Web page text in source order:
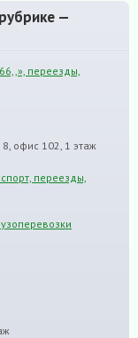
—
переезды,
офис 102, 1 этаж
переезды,